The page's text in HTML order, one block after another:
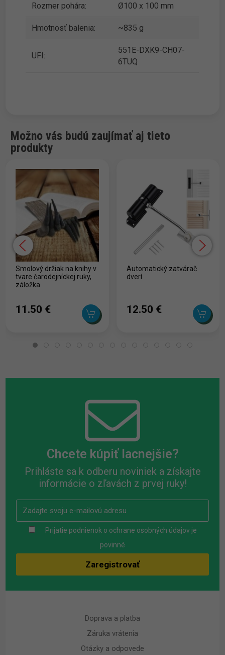
Rozmer pohára: Ø100 x 100 mm
Hmotnosť balenia: ~835 g
UFI:
551E-DXK9-CH07-
6TUQ
Možno vás budú zaujímať aj tieto
produkty
Smolový držiak na knihy v
tvare čarodejníckej ruky,
záložka
11.50 ‎€
Automatický zatvárač
dverí
12.50 ‎€
Chcete kúpiť lacnejšie?
Prihláste sa k odberu noviniek a získajte
informácie o zľavách z prvej ruky!
Prijatie podnienok o ochrane osobných údajov je
povinné
Doprava a platba
Záruka vrátenia
Otázky a odpovede